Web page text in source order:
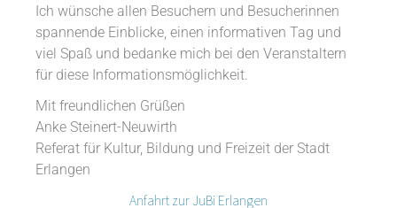
Ich wünsche allen Besuchern und Besucherinnen
spannende Einblicke, einen informativen Tag und
viel Spaß und bedanke mich bei den Veranstaltern
für diese Informationsmöglichkeit.
Mit freundlichen Grüßen
Anke Steinert-Neuwirth
Referat für Kultur, Bildung und Freizeit der Stadt
Erlangen
Anfahrt zur JuBi Erlangen